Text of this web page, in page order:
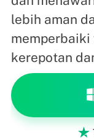
lebih aman
memperbaiki
kerepotan
